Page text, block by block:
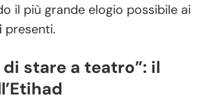
il più grande elogio possibile ai
presenti.
di stare a teatro”: il